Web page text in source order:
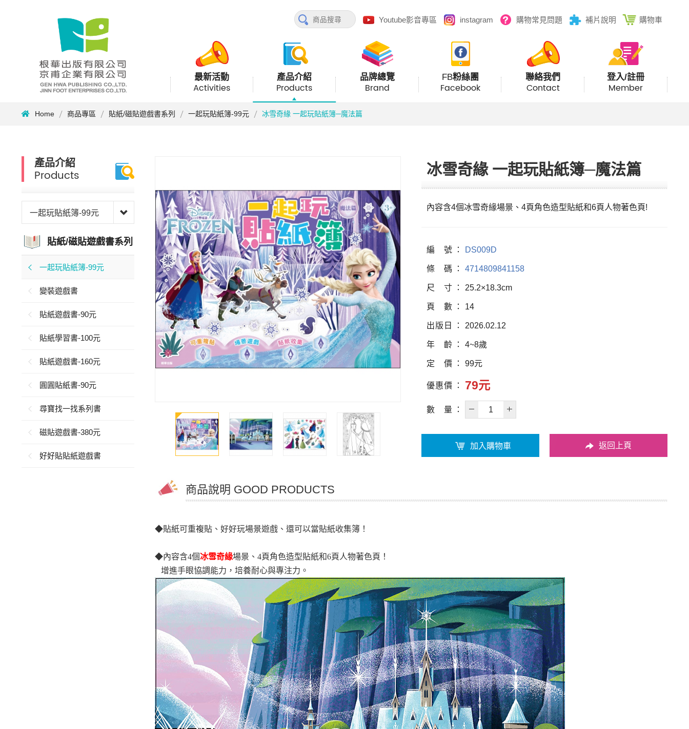
Youtube影音專區 instagram 購物常見問題 補片說明 購物車
最新活動
Activities
產品介紹
Products
品牌總覽
Brand
FB粉絲團
Facebook
聯絡我們
Contact
登入/註冊
Member
Home 商品專區 貼紙/磁貼遊戲書系列 一起玩貼紙簿-99元 冰雪奇緣 一起玩貼紙簿─魔法篇
產品介紹
Products
一起玩貼紙簿-99元
貼紙/磁貼遊戲書系列
一起玩貼紙簿-99元
變裝遊戲書
貼紙遊戲書-90元
貼紙學習書-100元
貼紙遊戲書-160元
圓圓貼紙書-90元
尋寶找一找系列書
磁貼遊戲書-380元
好好貼貼紙遊戲書
冰雪奇緣 一起玩貼紙簿─魔法篇
內容含4個冰雪奇緣場景、4頁角色造型貼紙和6頁人物著色頁!
編 號 DS009D
條 碼 4714809841158
尺 寸 25.2×18.3cm
頁 數 14
出版 日 2026.02.12
年 齡 4~8歲
定 價 99元
優惠價 79元
數 量
加入購物車 返回上頁
商品說明 GOOD PRODUCTS
◆貼紙可重複貼、好好玩場景遊戲、還可以當貼紙收集簿！
◆內容含4個冰雪奇緣場景、4頁角色造型貼紙和6頁人物著色頁！
增進手眼協調能力，培養耐心與專注力。